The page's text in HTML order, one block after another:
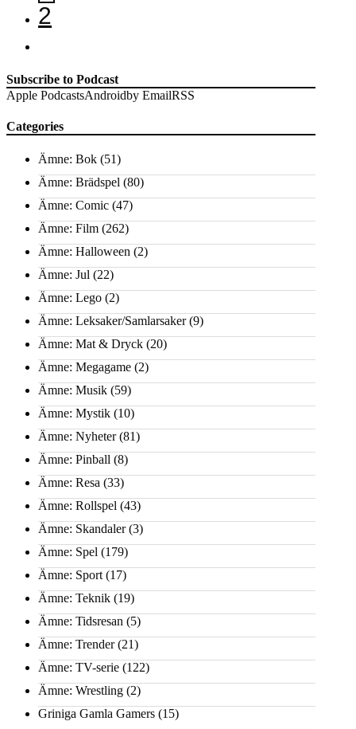
2
Subscribe to Podcast
Apple PodcastsAndroidby EmailRSS
Categories
Ämne: Bok (51)
Ämne: Brädspel (80)
Ämne: Comic (47)
Ämne: Film (262)
Ämne: Halloween (2)
Ämne: Jul (22)
Ämne: Lego (2)
Ämne: Leksaker/Samlarsaker(9)
Ämne: Mat & Dryck (20)
Ämne: Megagame (2)
Ämne: Musik (59)
Ämne: Mystik (10)
Ämne: Nyheter(81)
Ämne: Pinball (8)
Ämne: Resa (33)
Ämne: Rollspel (43)
Ämne: Skandaler(3)
Ämne: Spel (179)
Ämne: Sport (17)
Ämne: Teknik (19)
Ämne: Tidsresan (5)
Ämne: Trender(21)
Ämne: TV-serie (122)
Ämne: Wrestling (2)
Griniga Gamla Gamers (15)